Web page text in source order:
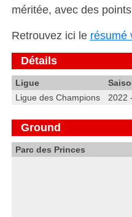
méritée, avec des
Retrouvez ici le résumé
Détails
Ligue
Ligue des Champions
2022
Ground
Parc des Princes